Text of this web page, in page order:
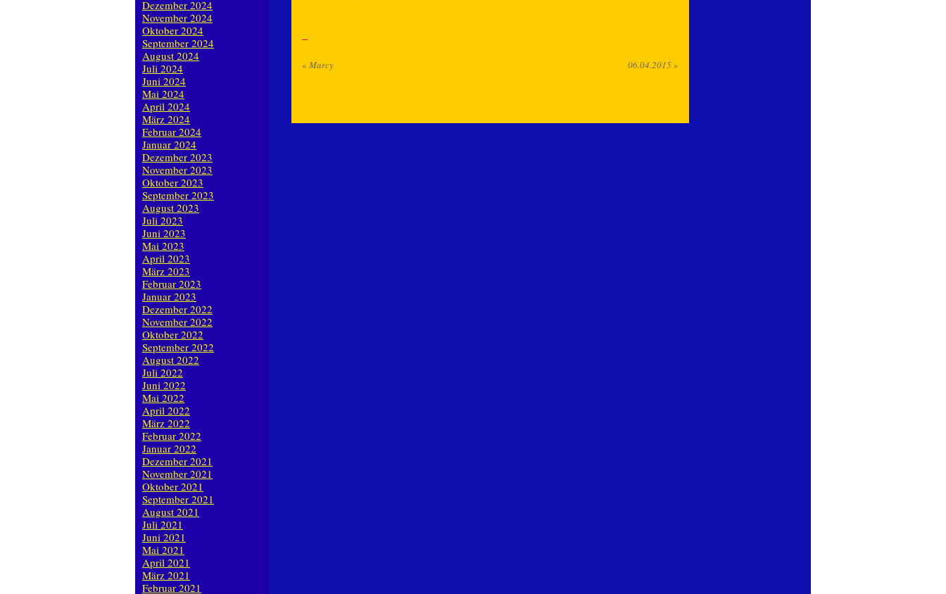
« Marcy 06.04.2015»
Dezember 2024
November 2024
Oktober 2024
September 2024
August 2024
Juli 2024
Juni 2024
Mai 2024
April 2024
März 2024
Februar 2024
Januar 2024
Dezember 2023
November 2023
Oktober 2023
September 2023
August 2023
Juli 2023
Juni 2023
Mai 2023
April 2023
März 2023
Februar 2023
Januar 2023
Dezember 2022
November 2022
Oktober 2022
September 2022
August 2022
Juli 2022
Juni 2022
Mai 2022
April 2022
März 2022
Februar 2022
Januar 2022
Dezember 2021
November 2021
Oktober 2021
September 2021
August 2021
Juli 2021
Juni 2021
Mai 2021
April 2021
März 2021
Februar 2021